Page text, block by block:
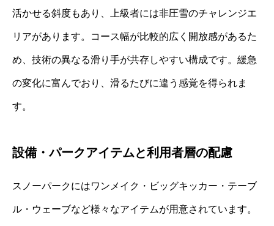
活かせる斜度もあり、上級者には非圧雪のチャレンジエ
リアがあります。コース幅が比較的広く開放感があるた
め、技術の異なる滑り手が共存しやすい構成です。緩急
の変化に富んでおり、滑るたびに違う感覚を得られま
す。
設備・パークアイテムと利用者層の配慮
スノーパークにはワンメイク・ビッグキッカー・テーブ
ル・ウェーブなど様々なアイテムが用意されています。